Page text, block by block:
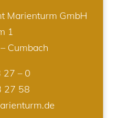
Marienturm GmbH
1
Cumbach
– 0
27 58